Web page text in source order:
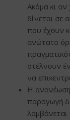
Ακόμα κι
δίνεται σε
που έχουν
ανώτατο
στέλνουν
να
Η
παραγωγή